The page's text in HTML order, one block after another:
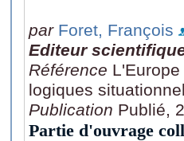
par Foret, François
Editeur
Référence
logiques
Publication Publié,
Partie d'ouvrage